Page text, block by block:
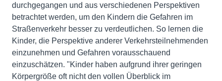
durchgegangen und aus verschiedenen Perspektiven
betrachtet werden, um den Kindern die Gefahren im
Straßenverkehr besser zu verdeutlichen. So lernen die
Kinder, die Perspektive anderer Verkehrsteilnehmenden
einzunehmen und Gefahren vorausschauend
einzuschätzen. "Kinder haben aufgrund ihrer geringen
Körpergröße oft nicht den vollen Überblick im